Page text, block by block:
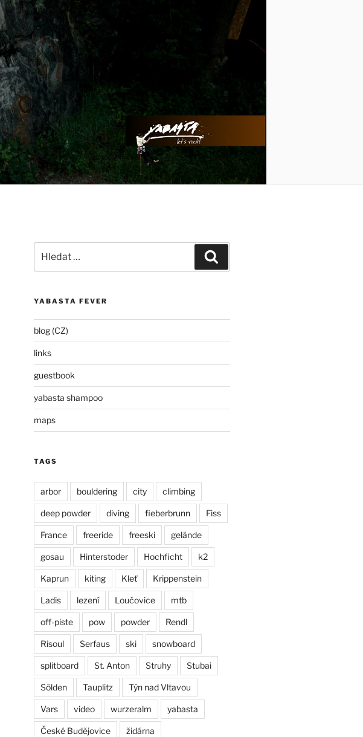
YABASTA FEVER
blog (CZ)
links
guestbook
yabasta shampoo
maps
TAGS
arbor bouldering city climbing
deep powder diving fieberbrunn Fiss
France freeride freeski gelände
gosau Hinterstoder Hochficht k2
Kaprun kiting Kleť Krippenstein
Ladis lezení Loučovice mtb
off-piste pow powder Rendl
Risoul Serfaus ski snowboard
splitboard St. Anton Struhy Stubai
Sölden Tauplitz Týn nad Vltavou
Vars video wurzeralm yabasta
České Budějovice židárna